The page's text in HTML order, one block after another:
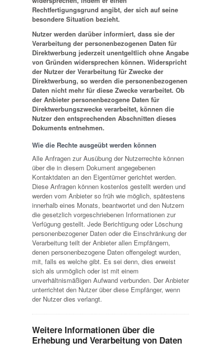
Rechtfertigungsgrund angibt, der sich auf seine
besondere Situation bezieht.
Nutzer werden darüber informiert, dass sie der
Verarbeitung der personenbezogenen Daten für
Direktwerbung jederzeit unentgeltlich ohne Angabe
von Gründen widersprechen können. Widerspricht
der Nutzer der Verarbeitung für Zwecke der
Direktwerbung, so werden die personenbezogenen
Daten nicht mehr für diese Zwecke verarbeitet. Ob
der Anbieter personenbezogene Daten für
Direktwerbungszwecke verarbeitet, können die
Nutzer den entsprechenden Abschnitten dieses
Dokuments entnehmen.
Wie die Rechte ausgeübt werden können
Alle Anfragen zur Ausübung der Nutzerrechte können
über die in diesem Dokument angegebenen
Kontaktdaten an den Eigentümer gerichtet werden.
Diese Anfragen können kostenlos gestellt werden und
werden vom Anbieter so früh wie möglich, spätestens
innerhalb eines Monats, beantwortet und den Nutzern
die gesetzlich vorgeschriebenen Informationen zur
Verfügung gestellt. Jede Berichtigung oder Löschung
personenbezogener Daten oder die Einschränkung der
Verarbeitung teilt der Anbieter allen Empfängern,
denen personenbezogene Daten offengelegt wurden,
mit, falls es welche gibt. Es sei denn, dies erweist
sich als unmöglich oder ist mit einem
unverhältnismäßigen Aufwand verbunden. Der Anbieter
unterrichtet den Nutzer über diese Empfänger, wenn
der Nutzer dies verlangt.
Weitere Informationen über die
Erhebung und Verarbeitung von Daten